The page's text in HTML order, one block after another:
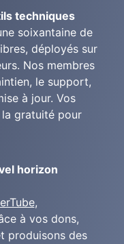
techniques
soixantaine de
déployés sur
Nos membres
le support,
à jour. Vos
gratuité pour
horizon
,
à vos dons,
produisons des